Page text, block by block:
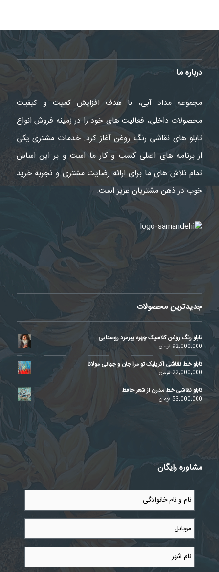
درباره ما
مجموعه مداد آبی، با هدف افزایش کمیت و کیفیت
محصولات داخلی، فعالیت های خود را در زمینه فروش انواع
تابلو های نقاشی رنگ روغن آغاز کرد. خدمات مشتری یکی
از برنامه های اصلی کسب و کار ما است و بر این اساس
تمام تلاش های ما برای ارائه رضایت مشتری و تجربه خرید
خوب در ذهن مشتریان عزیز است.
جدیدترین محصولات
تابلو رنگ روغن کلاسیک چهره پیرمرد روستایی
92,000,000 تومان
تابلو خط نقاشی اکریلیک تو مرا جان و جهانی مولانا
22,000,000تومان
تابلو نقاشی خط مدرن از شعر حافظ
53,000,000 تومان
مشاوره رایگان
نام
نام
خانوادگی
موبایل
نام
شهر *